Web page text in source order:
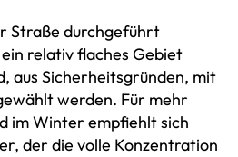
Straße durchgeführt
relativ flaches Gebiet
aus Sicherheitsgründen, mit
werden. Für mehr
im Winter empfiehlt sich
der die volle Konzentration